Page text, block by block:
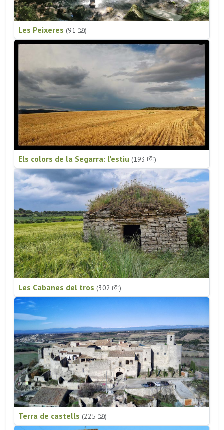
Les Peixeres (91 )
Els colors de la Segarra: l'estiu (193 )
Les Cabanes del tros (302 )
Terra de castells (225 )